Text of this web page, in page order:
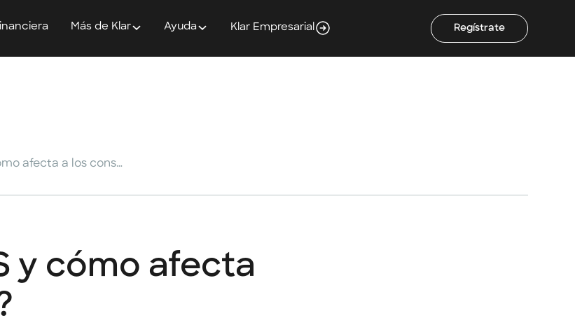
Más de Klar Ayuda Klar Empresarial Regístrate
¿Qué implica el IEPS y cómo afecta a los consumidores?
y cómo afecta